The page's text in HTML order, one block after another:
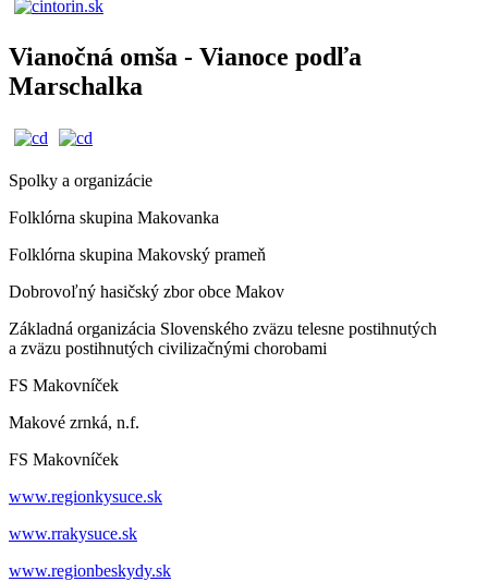
Vianočná omša - Vianoce podľa
Marschalka
Spolky a organizácie
Folklórna skupina Makovanka
Folklórna skupina Makovský prameň
Dobrovoľný hasičský zbor obce Makov
Základná organizácia Slovenského zväzu telesne postihnutých
a zväzu postihnutých civilizačnými chorobami
FS Makovníček
Makové zrnká, n.f.
FS Makovníček
www.regionkysuce.sk
www.rrakysuce.sk
www.regionbeskydy.sk